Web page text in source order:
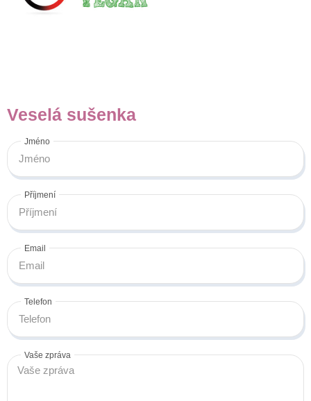
Veselá sušenka
Jméno
Příjmení
Email
Telefon
Vaše zpráva